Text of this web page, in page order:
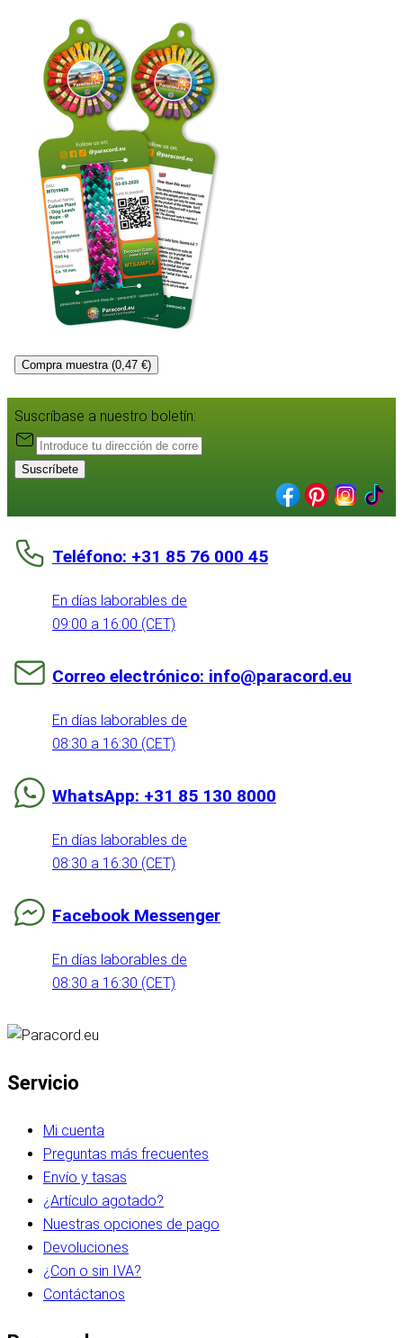
Compra muestra (0,47 €)
Suscríbase a nuestro boletín:
Suscríbete
Teléfono: +31 85 76 000 45
En días laborables de
09:00 a 16:00 (CET)
Correo electrónico: info@paracord.eu
En días laborables de
08:30 a 16:30 (CET)
WhatsApp: +31 85 130 8000
En días laborables de
08:30 a 16:30 (CET)
Facebook Messenger
En días laborables de
08:30 a 16:30 (CET)
Servicio
Mi cuenta
Preguntas más frecuentes
Envío y tasas
¿Artículo agotado?
Nuestras opciones de pago
Devoluciones
¿Con o sin IVA?
Contáctanos